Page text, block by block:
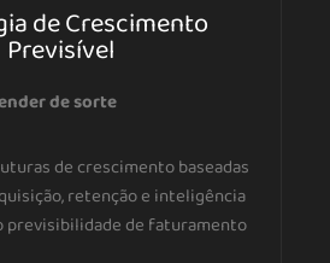
de Crescimento
Previsível
de sorte
de crescimento baseadas
retenção e inteligência
previsibilidade de faturamento